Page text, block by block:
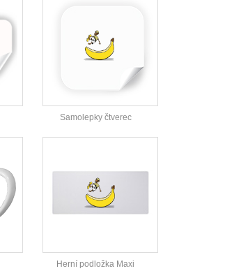
Samolepky čtverec
Herní podložka Maxi